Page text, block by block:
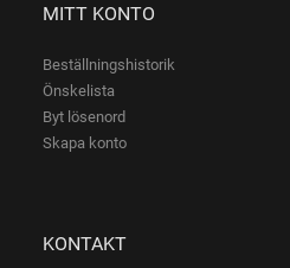
MITT KONTO
Beställningshistorik
Önskelista
Byt lösenord
Skapa konto
KONTAKT